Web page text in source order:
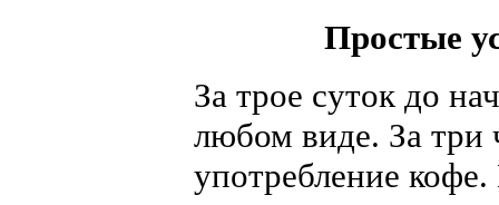
Простые
За трое суток до
любом виде. За три
употребление